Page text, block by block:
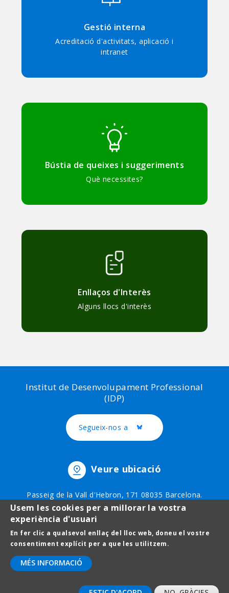
Gestió interna
Acreditació d'activitats, aplicació i
intranet
Bústia de queixes i suggeriments
Què necessites?
Enllaços d'Interès
Alguns llocs d'interès
Institut de Desenvolupament Professional
(IDP)
Segueix-nos a Twitter
Veure ubicació
Passeig de la Vall d'Hebron, 171 08035 Barcelona.
Telèfon: 93 403 51 75
Footer
menu
Avís legal
Protecció de dades
Usem les cookies per a millorar la vostra
experiència d'usuari
En fer clic a qualsevol enllaç del lloc web, doneu el vostre
consentiment explícit per a que les utilitzem.
MÉS INFORMACIÓ